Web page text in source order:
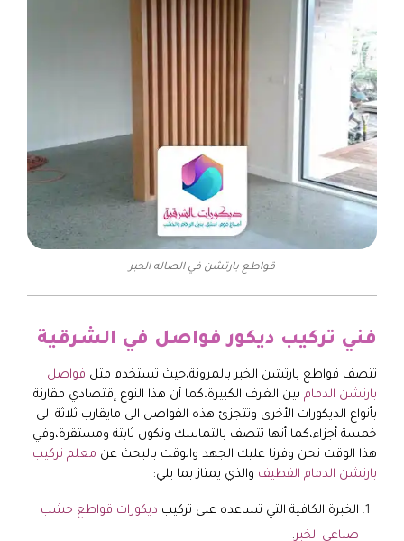
قواطع بارتشن في الصاله الخبر
فني تركيب ديكور فواصل في الشرقية
تتصف قواطع بارتشن الخبر بالمرونة،حيث تستخدم مثل فواصل
بارتشن الدمام بين الغرف الكبيرة،كما أن هذا النوع إقتصادي مقارنة
بأنواع الديكورات الأخرى وتتجزئ هذه الفواصل الى مايقارب ثلاثة الى
خمسة أجزاء،كما أنها تتصف بالتماسك وتكون ثابتة ومستقرة،وفي
هذا الوقت نحن وفرنا عليك الجهد والوقت بالبحث عن معلم تركيب
بارتشن الدمام القطيف والذي يمتاز بما يلي:
الخبرة الكافية التي تساعده على تركيب ديكورات قواطع خشب
صناعي الخبر.